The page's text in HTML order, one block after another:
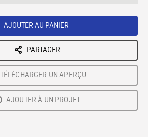
AJOUTER AU PANIER
PARTAGER
TÉLÉCHARGER UN APERÇU
AJOUTER À UN PROJET